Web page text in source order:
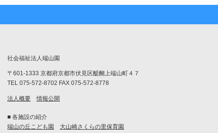
社会福祉法人端山園
〒601-1333 京都府京都市伏見区醍醐上端山町４７
TEL 075-572-8702 FAX 075-572-8778
法人概要 情報公開
■ 各施設の紹介
端山の丘こども園
大山崎さくらの里保育園